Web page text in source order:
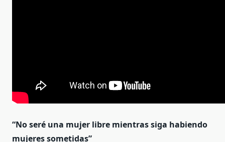
“No seré una mujer libre mientras siga habiendo
mujeres sometidas”